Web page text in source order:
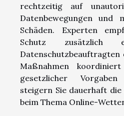
rechtzeitig auf
Datenbewegungen und
Schäden. Experten
Schutz zusätzlich
Datenschutzbeauftragten
Maßnahmen
gesetzlicher
steigern Sie dauerhaft
beim Thema Online-